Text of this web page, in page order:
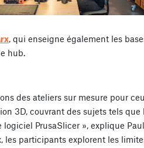
, qui enseigne également les
hub.
des ateliers sur mesure pour
3D, couvrant des sujets tels que
logiciel PrusaSlicer », explique
les participants explorent les